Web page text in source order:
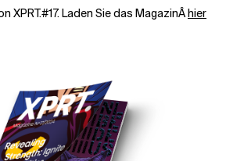
XPRT.#17. Laden Sie das MagazinÂhier